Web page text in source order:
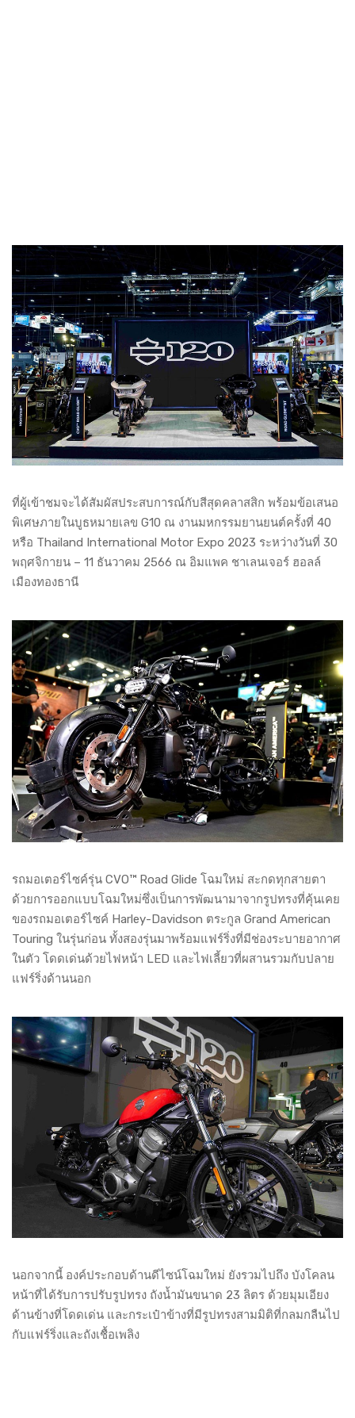
ที่ผู้เข้าชมจะได้สัมผัสประสบการณ์กับสีสุดคลาสสิก พร้อมข้อเสนอ
พิเศษภายในบูธหมายเลข G10 ณ งานมหกรรมยานยนต์ครั้งที่ 40
หรือ Thailand International Motor Expo 2023 ระหว่างวันที่ 30
พฤศจิกายน – 11 ธันวาคม 2566 ณ อิมแพค ชาเลนเจอร์ ฮอลล์
เมืองทองธานี
รถมอเตอร์ไซค์รุ่น CVO™ Road Glide โฉมใหม่ สะกดทุกสายตา
ด้วยการออกแบบโฉมใหม่ซึ่งเป็นการพัฒนามาจากรูปทรงที่คุ้นเคย
ของรถมอเตอร์ไซค์ Harley-Davidson ตระกูล Grand American
Touring ในรุ่นก่อน ทั้งสองรุ่นมาพร้อมแฟร์ริ่งที่มีช่องระบายอากาศ
ในตัว โดดเด่นด้วยไฟหน้า LED และไฟเลี้ยวที่ผสานรวมกับปลาย
แฟร์ริ่งด้านนอก
นอกจากนี้ องค์ประกอบด้านดีไซน์โฉมใหม่ ยังรวมไปถึง บังโคลน
หน้าที่ได้รับการปรับรูปทรง ถังน้ำมันขนาด 23 ลิตร ด้วยมุมเอียง
ด้านข้างที่โดดเด่น และกระเป๋าข้างที่มีรูปทรงสามมิติที่กลมกลืนไป
กับแฟร์ริ่งและถังเชื้อเพลิง